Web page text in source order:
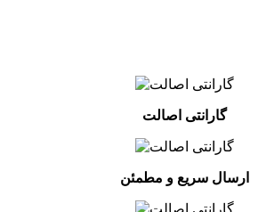
گارانتی اصالت
ارسال سریع و مطمئن